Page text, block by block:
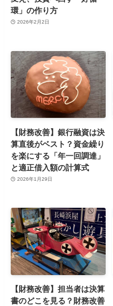
環」の作り方
2026年2月2日
【財務改善】銀行融資は決
算直後がベスト？資金繰り
を楽にする「年一回調達」
と適正借入額の計算式
2026年1月29日
【財務改善】担当者は決算
書のどこを見る？財務改善